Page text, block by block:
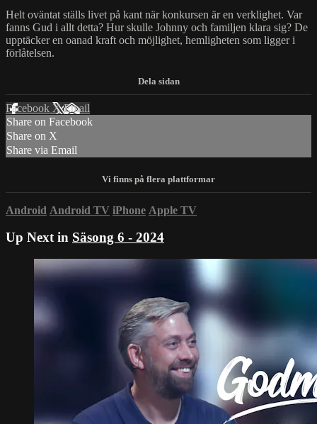
Helt oväntat ställs livet på kant när konkursen är en verklighet. Var
fanns Gud i allt detta? Hur skulle Johnny och familjen klara sig? De
upptäcker en oanad kraft och möjlighet, hemligheten som ligger i
förlåtelsen.
Facebook XEmail
Share on Facebook
Share on X
Share via Email
Android Android TV iPhone Apple TV
Up Next in Säsong 6 - 2024